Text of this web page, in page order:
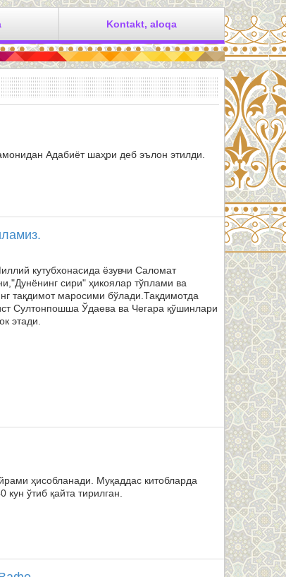
Kontakt, aloqa
Адабиёт шаҳри деб эълон этилди.
кутубхонасида ёзувчи Саломат
сири" ҳикоялар тўплами ва
тақдимот маросими бўлади.Тақдимотда
Султонпошша Ўдаева ва Чегара қўшинлари
этади.
ҳисобланади. Муқаддас китобларда
ўтиб қайта тирилган.